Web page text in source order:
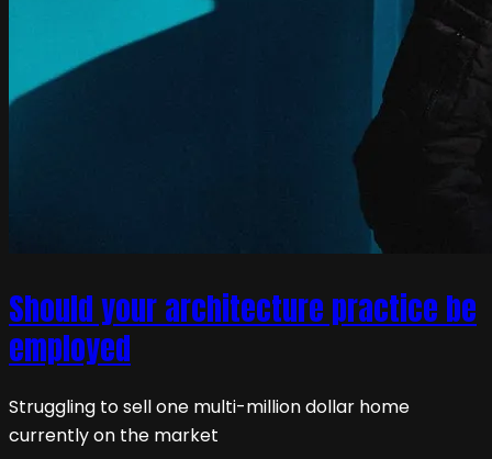
Should your architecture practice be
employed
Struggling to sell one multi-million dollar home
currently on the market